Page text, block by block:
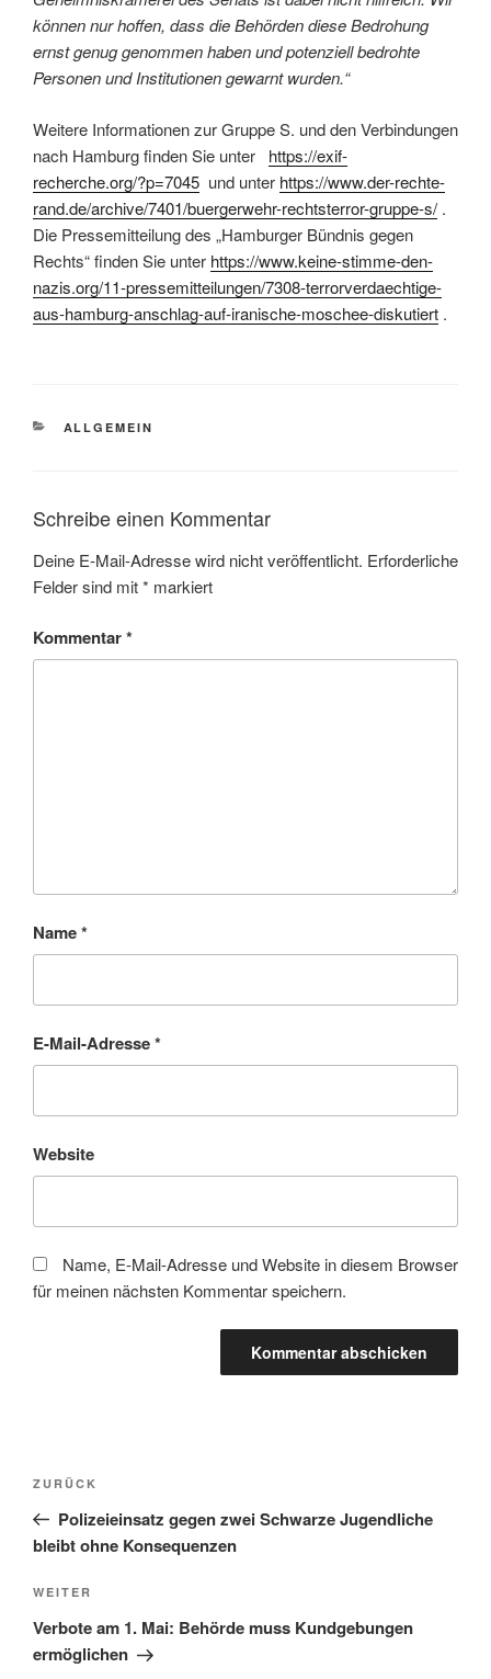
können nur hoffen, dass die Behörden diese Bedrohung
ernst genug genommen haben und potenziell bedrohte
Personen und Institutionen gewarnt wurden.“
Weitere Informationen zur Gruppe S. und den Verbindungen
nach Hamburg finden Sie unter https://exif-
recherche.org/?p=7045 und unter https://www.der-rechte-
rand.de/archive/7401/buergerwehr-rechtsterror-gruppe-s/ .
Die Pressemitteilung des „Hamburger Bündnis gegen
Rechts“ finden Sie unter https://www.keine-stimme-den-
nazis.org/11-pressemitteilungen/7308-terrorverdaechtige-
aus-hamburg-anschlag-auf-iranische-moschee-diskutiert .
KATEGORIEN
ALLGEMEIN
Schreibe einen Kommentar
Deine E-Mail-Adresse wird nicht veröffentlicht. Erforderliche
Felder sind mit* markiert
Kommentar*
Name*
E-Mail-Adresse*
Website
Name, E-Mail-Adresse und Website in diesem Browser
für meinen nächsten Kommentar speichern.
Beitragsnavigation
Vorheriger
Beitrag
ZURÜCK
Polizeieinsatz gegen zwei Schwarze Jugendliche
bleibt ohne Konsequenzen
Nächster
Beitrag
WEITER
Verbote am 1. Mai: Behörde muss Kundgebungen
ermöglichen